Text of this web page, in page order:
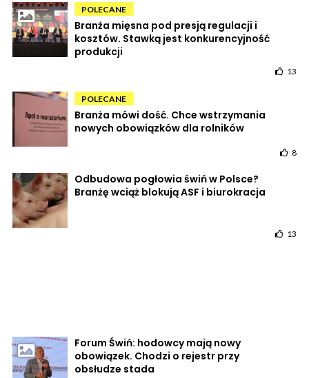
POLECANE
Branża mięsna pod presją regulacji i
kosztów. Stawką jest konkurencyjność
produkcji
13
POLECANE
Branża mówi dość. Chce wstrzymania
nowych obowiązków dla rolników
8
Odbudowa pogłowia świń w Polsce?
Branżę wciąż blokują ASF i biurokracja
13
Forum Świń: hodowcy mają nowy
obowiązek. Chodzi o rejestr przy
obsłudze stada